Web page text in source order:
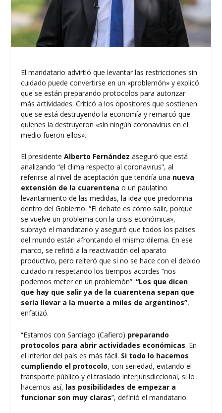
El mandatario advirtió que levantar las restricciones sin
cuidado puede convertirse en un «problemón» y explicó
que se están preparando protocolos para autorizar
más actividades. Criticó a los opositores que sostienen
que se está destruyendo la economía y remarcó que
quienes la destruyeron «sin ningún coronavirus en el
medio fueron ellos».
El presidenteAlberto Fernández aseguró que está
analizando “el clima respecto al coronavirus”, al
referirse al nivel de aceptación que tendría una nueva
extensión de la cuarentena o un paulatino
levantamiento de las medidas, la idea que predomina
dentro del Gobierno. “El debate es cómo salir, porque
se vuelve un problema con la crisis económica»,
subrayó el mandatario y aseguró que todos los países
del mundo están afrontando el mismo dilema. En ese
marco, se refirió a la reactivación del aparato
productivo, pero reiteró que si no se hace con el debido
cuidado ni respetando los tiempos acordes “nos
podemos meter en un problemón”.“Los que dicen
que hay que salir ya de la cuarentena sepan que
sería llevar a la muerte a miles de argentinos”,
enfatizó.
“Estamos con Santiago (Cafiero) preparando
protocolos para abrir actividades económicas. En
el interior del país es más fácil. Si todo lo hacemos
cumpliendo el protocolo, con seriedad, evitando el
transporte público y el traslado interjurisdiccional, si lo
hacemos así, las posibilidades de empezar a
funcionar son muy claras”, definió el mandatario.